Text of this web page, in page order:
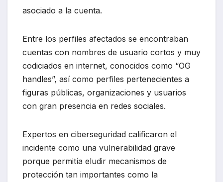
asociado a la cuenta.
Entre los perfiles afectados se encontraban
cuentas con nombres de usuario cortos y muy
codiciados en internet, conocidos como “OG
handles”, así como perfiles pertenecientes a
figuras públicas, organizaciones y usuarios
con gran presencia en redes sociales.
Expertos en ciberseguridad calificaron el
incidente como una vulnerabilidad grave
porque permitía eludir mecanismos de
protección tan importantes como la